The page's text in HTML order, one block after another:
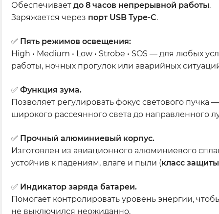
Обеспечивает до 8 часов непрерывной работы.
Заряжается через порт USB Type-C.
✅ Пять режимов освещения:
High • Medium • Low • Strobe • SOS — для любых
работы, ночных прогулок или аварийных
✅ Функция зума.
Позволяет регулировать фокус светового пучка
широкого рассеянного света до направленного
✅ Прочный алюминиевый корпус.
Изготовлен из авиационного алюминиевого
устойчив к падениям, влаге и пыли (класс
✅ Индикатор заряда батареи.
Помогает контролировать уровень энергии,
не выключился неожиданно.